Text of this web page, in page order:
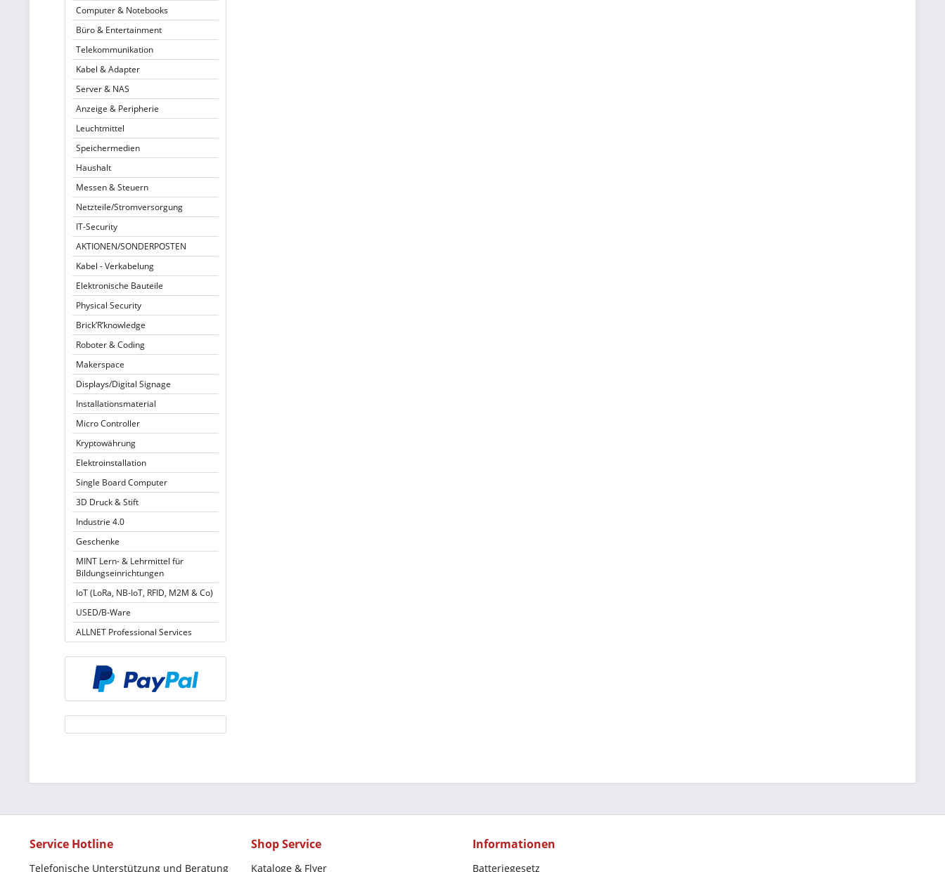
Computer & Notebooks
Büro & Entertainment
Telekommunikation
Kabel & Adapter
Server & NAS
Anzeige & Peripherie
Leuchtmittel
Speichermedien
Haushalt
Messen & Steuern
Netzteile/Stromversorgung
IT-Security
AKTIONEN/SONDERPOSTEN
Kabel - Verkabelung
Elektronische Bauteile
Physical Security
Brick’R’knowledge
Roboter & Coding
Makerspace
Displays/Digital Signage
Installationsmaterial
Micro Controller
Kryptowährung
Elektroinstallation
Single Board Computer
3D Druck & Stift
Industrie 4.0
Geschenke
MINT Lern- & Lehrmittel für
Bildungseinrichtungen
IoT (LoRa, NB-IoT, RFID, M2M & Co)
USED/B-Ware
ALLNET Professional Services
Service Hotline
Telefonische Unterstützung und Beratung
Shop Service
Kataloge & Flyer
Informationen
Batteriegesetz